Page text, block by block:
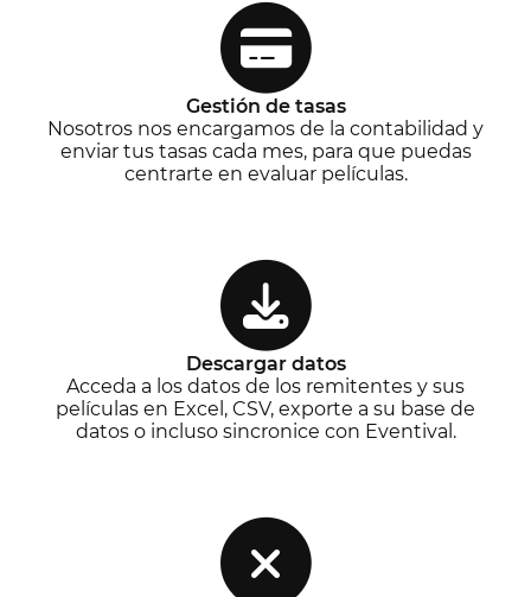
Gestión de tasas
Nosotros nos encargamos de la contabilidad y
enviar tus tasas cada mes, para que puedas
centrarte en evaluar películas.
Descargar datos
Acceda a los datos de los remitentes y sus
películas en Excel, CSV, exporte a su base de
datos o incluso sincronice con Eventival.